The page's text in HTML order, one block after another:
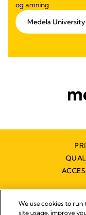
og amning.
Medela University
We use cookies to run
site usage, improve